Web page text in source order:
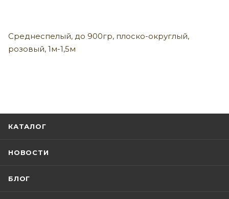
Среднеспелый, до 900гр, плоско-округлый,
розовый, 1м-1,5м
КАТАЛОГ
НОВОСТИ
БЛОГ